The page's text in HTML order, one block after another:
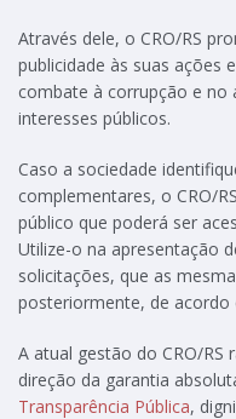
Através dele, o CRO/RS
publicidade às suas ações
combate à corrupção e no
interesses públicos.
Caso a sociedade
complementares, o CRO/
público que poderá ser
Utilize-o na apresentação
solicitações, que as
posteriormente, de acordo
A atual gestão do CRO/
direção da garantia
Transparência Pública,